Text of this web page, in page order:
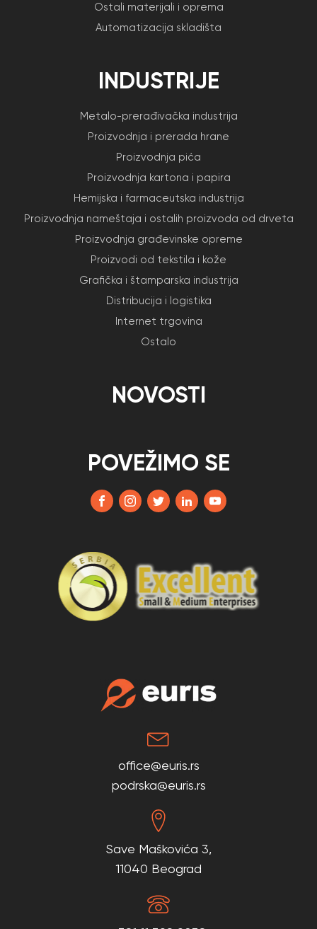
Ostali materijali i oprema
Automatizacija skladišta
INDUSTRIJE
Metalo-prerađivačka industrija
Proizvodnja i prerada hrane
Proizvodnja pića
Proizvodnja kartona i papira
Hemijska i farmaceutska industrija
Proizvodnja nameštaja i ostalih proizvoda od drveta
Proizvodnja građevinske opreme
Proizvodi od tekstila i kože
Grafička i štamparska industrija
Distribucija i logistika
Internet trgovina
Ostalo
NOVOSTI
POVEŽIMO SE
office@euris.rs
podrska@euris.rs
Save Maškovića 3,
11040 Beograd